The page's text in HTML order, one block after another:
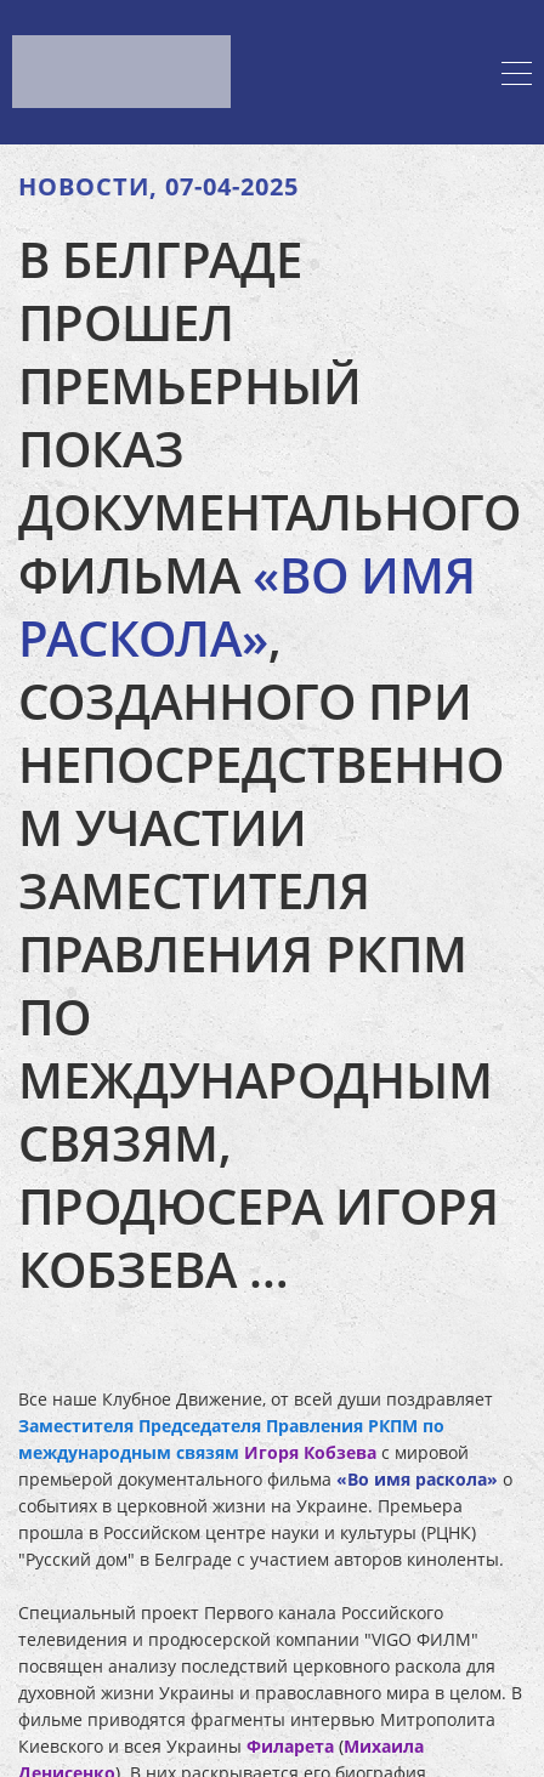
НОВОСТИ, 07-04-2025
В БЕЛГРАДЕ
ПРОШЕЛ
ПРЕМЬЕРНЫЙ
ПОКАЗ
ДОКУМЕНТАЛЬНОГО
ФИЛЬМА«ВО ИМЯ
РАСКОЛА»,
СОЗДАННОГО ПРИ
НЕПОСРЕДСТВЕННО
М УЧАСТИИ
ЗАМЕСТИТЕЛЯ
ПРАВЛЕНИЯ РКПМ
ПО
МЕЖДУНАРОДНЫМ
СВЯЗЯМ,
ПРОДЮСЕРА ИГОРЯ
КОБЗЕВА …
Все наше Клубное Движение, от всей души поздравляет
Заместителя Председателя Правления РКПМ по
международным связям Игоря Кобзева с мировой
премьерой документального фильма «Во имя раскола» о
событиях в церковной жизни на Украине. Премьера
прошла в Российском центре науки и культуры (РЦНК)
"Русский дом" в Белграде с участием авторов киноленты.
Специальный проект Первого канала Российского
телевидения и продюсерской компании "VIGO ФИЛМ"
посвящен анализу последствий церковного раскола для
духовной жизни Украины и православного мира в целом. В
фильме приводятся фрагменты интервью Митрополита
Киевского и всея Украины Филарета (Михаила